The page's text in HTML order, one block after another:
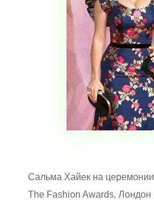
Сальма Хайек на церемонии
The Fashion Awards, Лондон